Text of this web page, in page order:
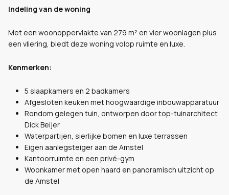
Indeling van de woning
Met een woonoppervlakte van 279 m² en vier woonlagen plus
een vliering, biedt deze woning volop ruimte en luxe.
Kenmerken:
5 slaapkamers en 2 badkamers
Afgesloten keuken met hoogwaardige inbouwapparatuur
Rondom gelegen tuin, ontworpen door top-tuinarchitect
Dick Beijer
Waterpartijen, sierlijke bomen en luxe terrassen
Eigen aanlegsteiger aan de Amstel
Kantoorruimte en een privé-gym
Woonkamer met open haard en panoramisch uitzicht op
de Amstel